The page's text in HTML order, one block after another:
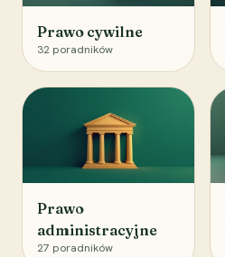
Prawo cywilne
32 poradników
Prawo
administracyjne
27 poradników